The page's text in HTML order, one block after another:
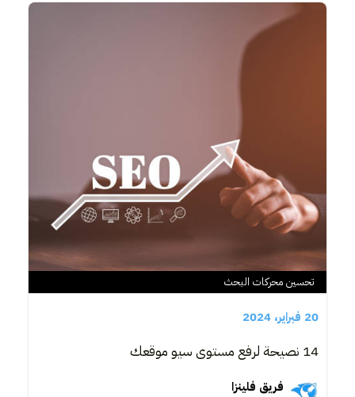
تحسين محركات البحث
20 فبراير، 2024
14 نصيحة لرفع مستوى سيو موقعك
فريق فلينزا